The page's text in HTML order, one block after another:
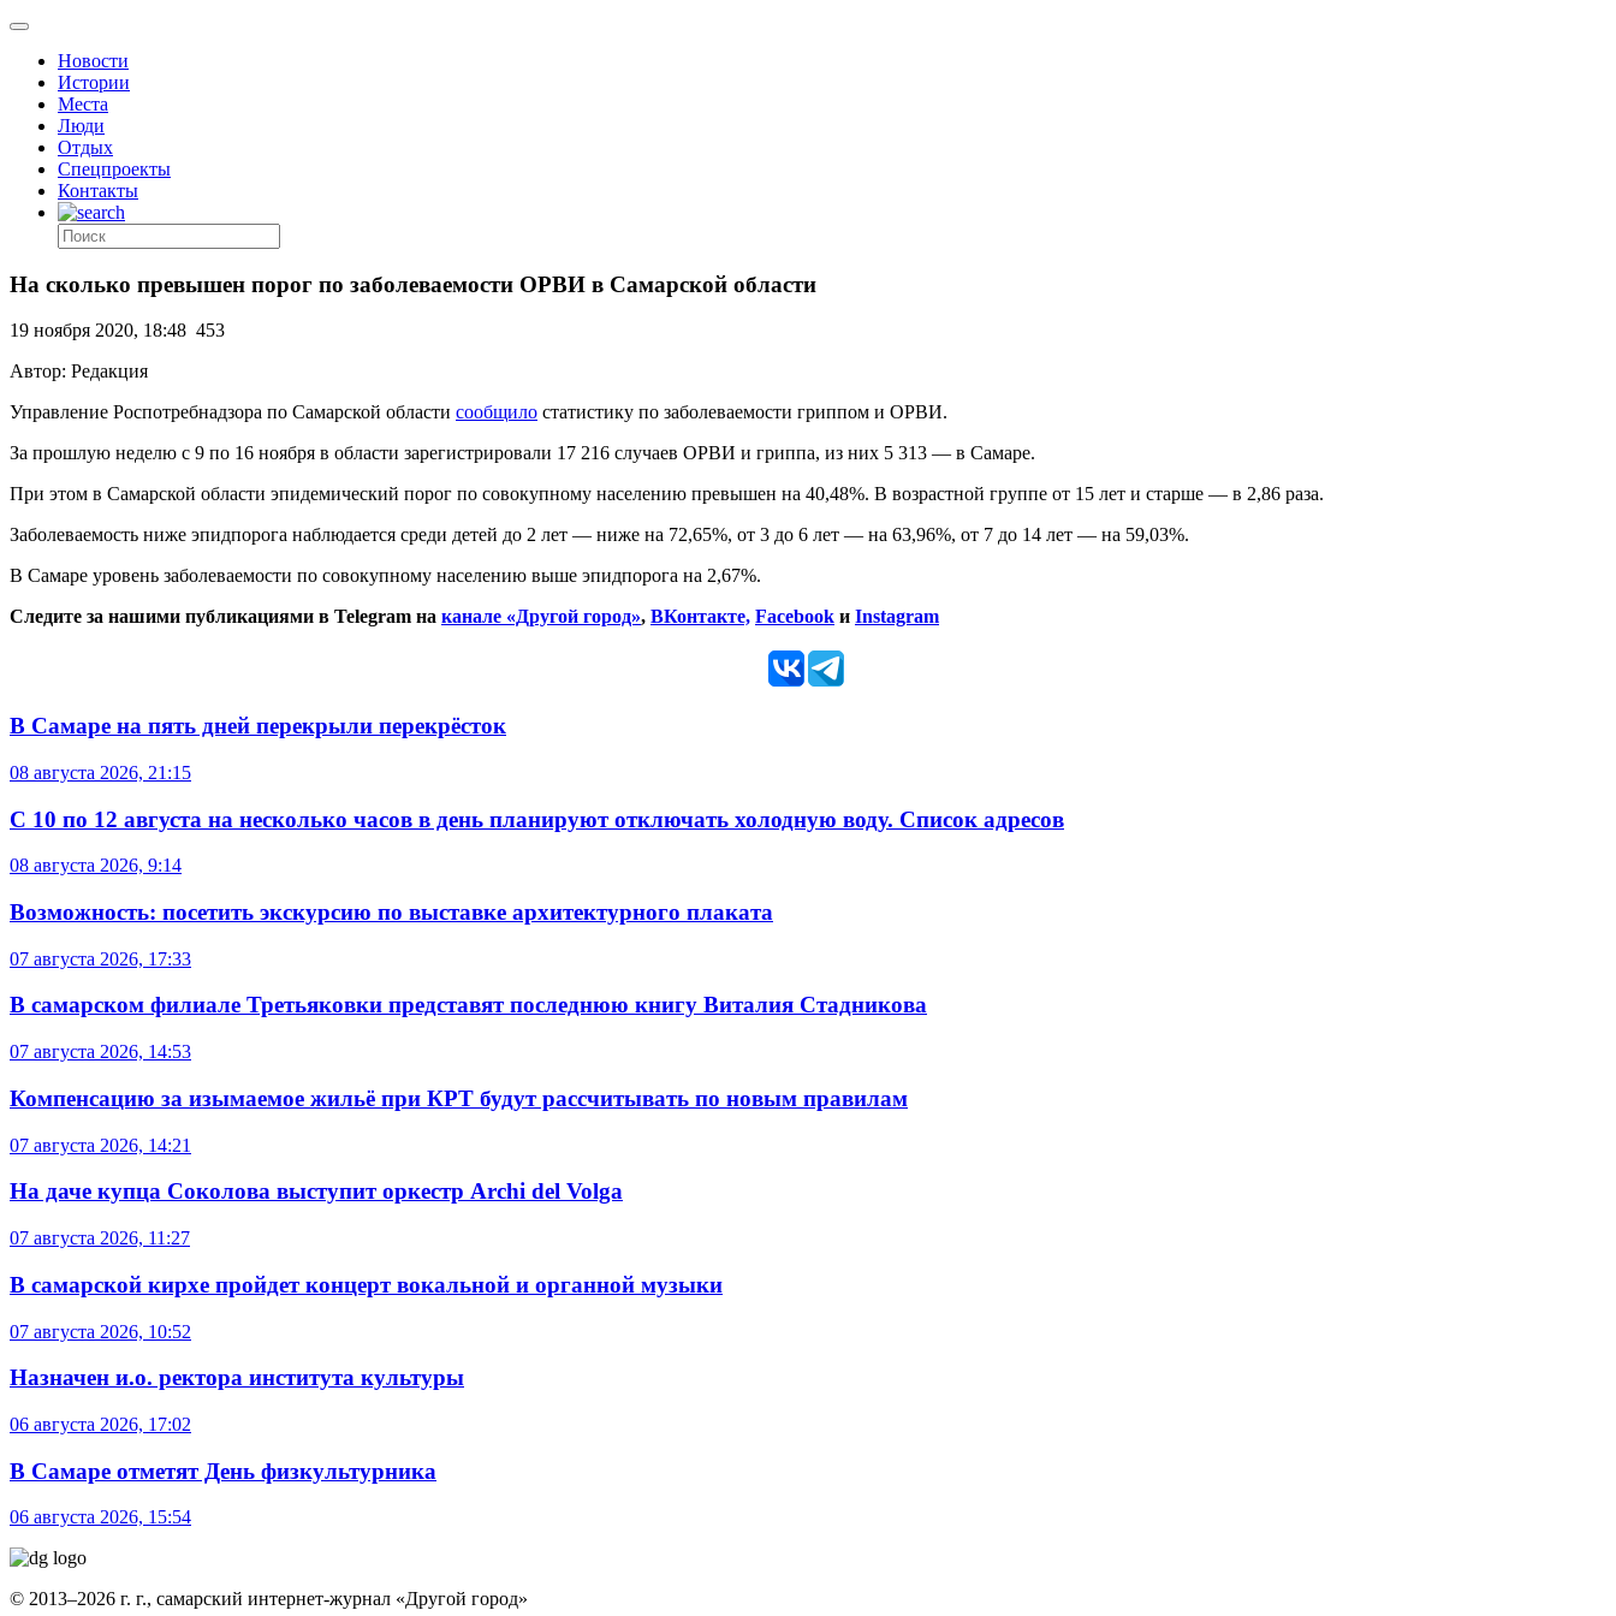
Новости
Истории
Места
Люди
Отдых
Спецпроекты
Контакты
На сколько превышен порог по заболеваемости ОРВИ в Самарской области
19 ноября 2020, 18:48 453
Автор: Редакция
Управление Роспотребнадзора по Самарской области сообщило статистику по заболеваемости гриппом и ОРВИ.
За прошлую неделю с 9 по 16 ноября в области зарегистрировали 17 216 случаев ОРВИ и гриппа, из них 5 313 — в Самаре.
При этом в Самарской области эпидемический порог по совокупному населению превышен на 40,48%. В возрастной группе от 15 лет и старше — в 2,86 раза.
Заболеваемость ниже эпидпорога наблюдается среди детей до 2 лет — ниже на 72,65%, от 3 до 6 лет — на 63,96%, от 7 до 14 лет — на 59,03%.
В Самаре уровень заболеваемости по совокупному населению выше эпидпорога на 2,67%.
Следите за нашими публикациями в Telegram на канале «Другой город», ВКонтакте, Facebook и Instagram
В Самаре на пять дней перекрыли перекрёсток
08 августа 2026, 21:15
С 10 по 12 августа на несколько часов в день планируют отключать холодную воду. Список адресов
08 августа 2026, 9:14
Возможность: посетить экскурсию по выставке архитектурного плаката
07 августа 2026, 17:33
В самарском филиале Третьяковки представят последнюю книгу Виталия Стадникова
07 августа 2026, 14:53
Компенсацию за изымаемое жильё при КРТ будут рассчитывать по новым правилам
07 августа 2026, 14:21
На даче купца Соколова выступит оркестр Archi del Volga
07 августа 2026, 11:27
В самарской кирхе пройдет концерт вокальной и органной музыки
07 августа 2026, 10:52
Назначен и.о. ректора института культуры
06 августа 2026, 17:02
В Самаре отметят День физкультурника
06 августа 2026, 15:54
© 2013–2026 г. г., самарский интернет-журнал «Другой город»